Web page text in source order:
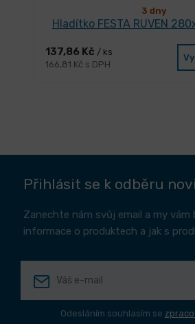
3 dny
Hladítko FESTA RUVEN
137,86 Kč / ks
166,81 Kč s DPH
Přihlásit se k odběru
Zanechte nám svůj email a my vám
informace o produktech a jak s
Odesláním souhlasím se